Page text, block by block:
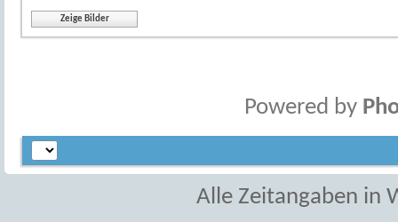
Powered by
Alle Zeitangaben in